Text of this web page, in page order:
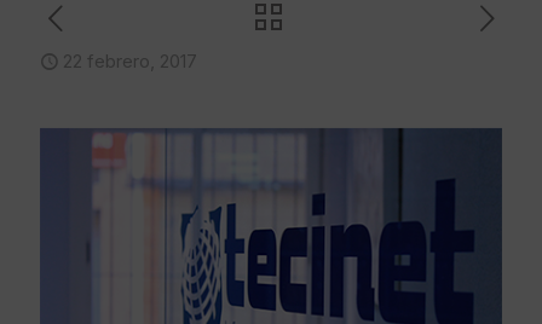
22 febrero, 2017